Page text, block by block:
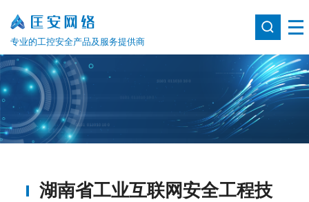
专业的工控安全产品及服务提供商
湖南省工业互联网安全工程技